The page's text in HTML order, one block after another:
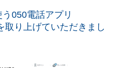
050電話アプリ
取り上げていただきまし